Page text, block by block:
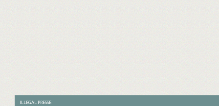
ILLEGAL PRESSE